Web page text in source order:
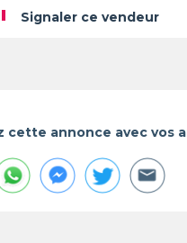
Signaler ce vendeur
cette annonce avec vos